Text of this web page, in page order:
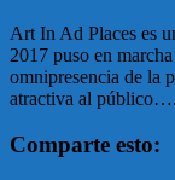
Art In Ad Places es
2017 puso en
omnipresencia de la
atractiva al público….
Comparte esto: